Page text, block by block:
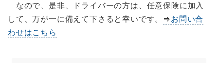
なので、是非、ドライバーの方は、任意保険に加入
して、万が一に備えて下さると幸いです。 ⇒お問い合
わせはこちら